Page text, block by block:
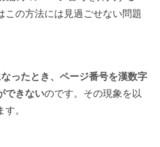
この方法には見過ごせない問題
ったとき、ページ番号を漢数字
できないのです。その現象を以
。